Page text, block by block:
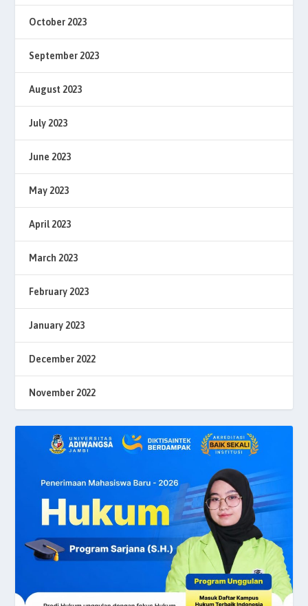
October 2023
September 2023
August 2023
July 2023
June 2023
May 2023
April 2023
March 2023
February 2023
January 2023
December 2022
November 2022